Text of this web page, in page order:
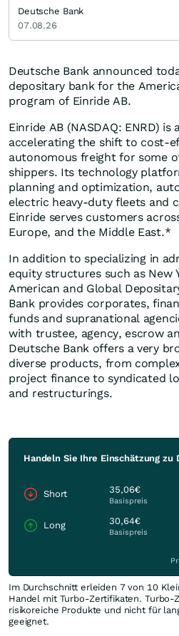
Deutsche Bank announced
depositary bank for the
program of Einride AB.
Einride AB (NASDAQ: ENRD)
accelerating the shift to cost-
autonomous freight for some
shippers. Its technology
planning and optimization,
electric heavy-duty fleets and
Einride serves customers
Europe, and the Middle East.*
In addition to specializing in
equity structures such as New
American and Global
Bank provides corporates,
funds and supranational
with trustee, agency, escrow
Deutsche Bank offers a very
diverse products, from
project finance to syndicated
and restructurings.
Handeln Sie Ihre Einschätzung zu
Short 35,06€
Basispreis
Long 30,64€
Basispreis
Im Durchschnitt erleiden 7 von 10
Handel mit Turbo-Zertifikaten. Turbo-
risikoreiche Produkte und nicht für
geeignet.
Deutsche Bank
07.08.26